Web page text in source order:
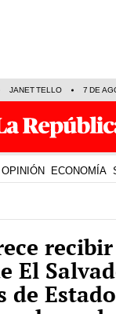
JANET TELLO 7 DE
OPINIÓN ECONOMÍA
El
de